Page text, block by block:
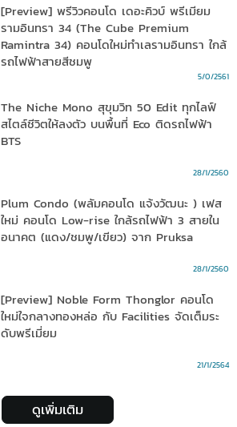
[Preview] พรีวิวคอนโด เดอะคิวบ์ พรีเมียม
รามอินทรา 34 (The Cube Premium
Ramintra 34) คอนโดใหม่ทำเลรามอินทรา ใกล้
รถไฟฟ้าสายสีชมพู
5/0/2561
The Niche Mono สุขุมวิท 50 Edit ทุกไลฟ์
สไตล์ชีวิตให้ลงตัว บนพื้นที่ Eco ติดรถไฟฟ้า
BTS
28/1/2560
Plum Condo (พลัมคอนโด แจ้งวัฒนะ ) เฟส
ใหม่ คอนโด Low-rise ใกล้รถไฟฟ้า 3 สายใน
อนาคต (แดง/ชมพู/เขียว) จาก Pruksa
28/1/2560
[Preview] Noble Form Thonglor คอนโด
ใหม่ใจกลางทองหล่อ กับ Facilities จัดเต็มระ
ดับพรีเมี่ยม
21/1/2564
ดูเพิ่มเติม